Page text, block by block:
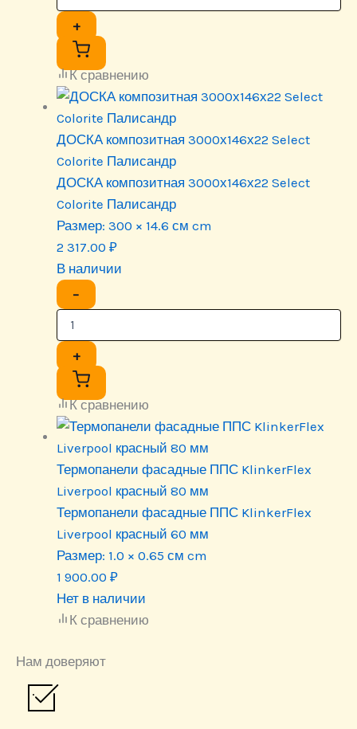
+
К сравнению
ДОСКА композитная 3000х146х22 Select
Colorite Палисандр
ДОСКА композитная 3000х146х22 Select
Colorite Палисандр
Размер: 300 × 14.6 см cm
2 317.00 ₽
В наличии
−
+
К сравнению
Термопанели фасадные ППС KlinkerFlex
Liverpool красный 80 мм
Термопанели фасадные ППС KlinkerFlex
Liverpool красный 60 мм
Размер: 1.0 × 0.65 см cm
1 900.00 ₽
Нет в наличии
К сравнению
Нам доверяют